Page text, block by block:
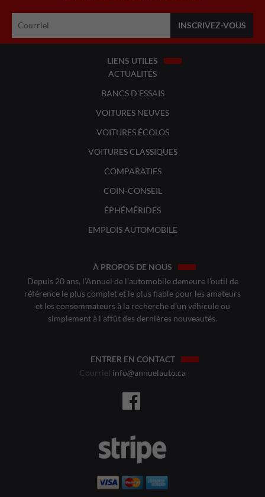
LIENS UTILES
ACTUALITÉS
BANCS D'ESSAIS
VOITURES NEUVES
VOITURES ÉCOLOS
VOITURES CLASSIQUES
COMPARATIFS
COIN-CONSEIL
ÉPHÉMÉRIDES
EMPLOIS AUTOMOBILE
À PROPOS DE NOUS
Depuis 20 ans, l’Annuel de l’automobile demeure l’outil de
référence le plus complet et le plus fiable pour les amateurs
et les consommateurs à la recherche d’un véhicule ou
simplement à l’affût des dernières nouveautés.
ENTRER EN CONTACT
Courriel info@annuelauto.ca